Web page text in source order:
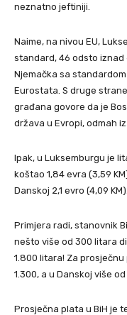
neznatno jeftiniji.
Naime, na nivou EU,
standard, 46 odsto iznad
Njemačka sa
Eurostata. S druge
građana govore da je
država u Evropi, odmah
Ipak, u Luksemburgu je
koštao 1,84 evra (3,59
Danskoj 2,1 evro (4,09 KM).
Primjera radi, stanovnik
nešto više od 300 litara
1.800 litara! Za
1.300, a u Danskoj više od
Prosječna plata u BiH je